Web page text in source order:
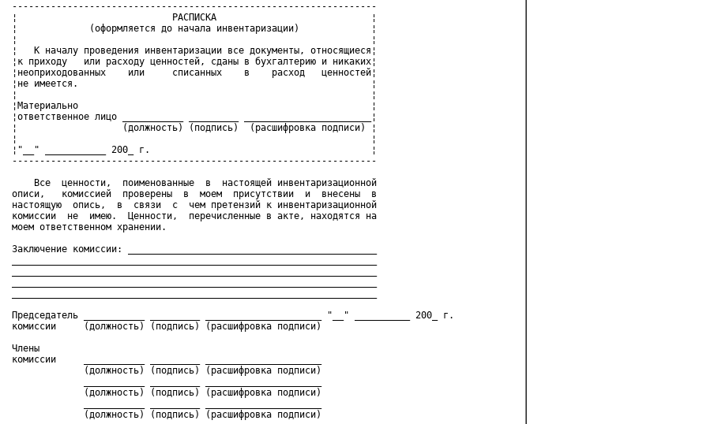
------------------------------------------------------------------
¦                            РАСПИСКА                            ¦
¦             (оформляется до начала инвентаризации)             ¦
¦                                                                ¦
¦   К началу проведения инвентаризации все документы, относящиеся¦
¦к приходу   или расходу ценностей, сданы в бухгалтерию и никаких¦
¦неоприходованных    или     списанных    в    расход   ценностей¦
¦не имеется.                                                     ¦
¦                                                                ¦
¦Материально                                                     ¦
¦ответственное лицо ___________ _________ _______________________¦
¦                   (должность) (подпись)  (расшифровка подписи) ¦
¦                                                                ¦
¦"__" ___________ 200_ г.                                        ¦
------------------------------------------------------------------
Все  ценности,  поименованные  в  настоящей инвентаризационной
описи,   комиссией  проверены  в  моем  присутствии  и  внесены  в
настоящую  опись,  в  связи  с  чем претензий к инвентаризационной
комиссии  не  имею.  Ценности,  перечисленные в акте, находятся на
моем ответственном хранении.
Заключение комиссии: _____________________________________________
Председатель ___________ _________ _____________________ "__" __________ 200_ г.
комиссии     (должность) (подпись) (расшифровка подписи)
Члены
комиссии     ___________ _________ _____________________
(должность) (подпись) (расшифровка подписи)
(должность) (подпись) (расшифровка подписи)
(должность) (подпись) (расшифровка подписи)